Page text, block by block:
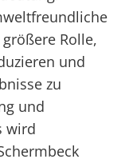
Rolle,
und
zu
und
wird